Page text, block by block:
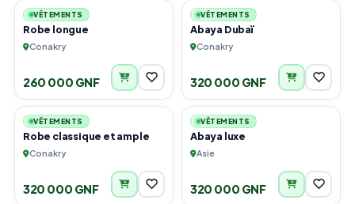
VÊTEMENTS
Robe longue
Conakry
260 000 GNF
VÊTEMENTS
Abaya Dubaï
Conakry
320 000 GNF
3
VÊTEMENTS
Robe classique et ample
Conakry
320 000 GNF
2
VÊTEMENTS
Abaya luxe
Asie
320 000 GNF
2 1